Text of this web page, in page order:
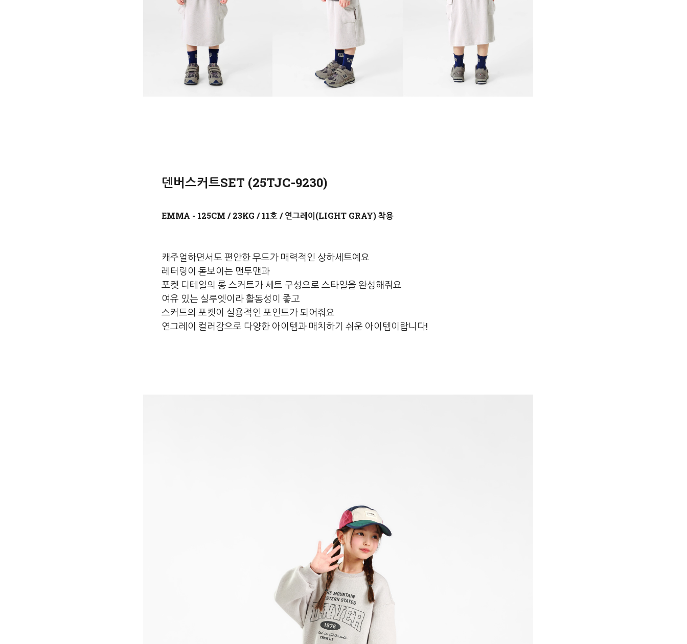
덴버스커트SET (25TJC-9230)
연그레이(LIGHT GRAY)
캐주얼하면서도 편안한 무드가 매력적인 상하세트예요
레터링이 돋보이는 맨투맨과
포켓 디테일의 롱 스커트가 세트 구성으로 스타일을 완성해줘요
여유 있는 실루엣이라 활동성이 좋고
스커트의 포켓이 실용적인 포인트가 되어줘요
연그레이 컬러감으로 다양한 아이템과 매치하기 쉬운 아이템이랍니다!